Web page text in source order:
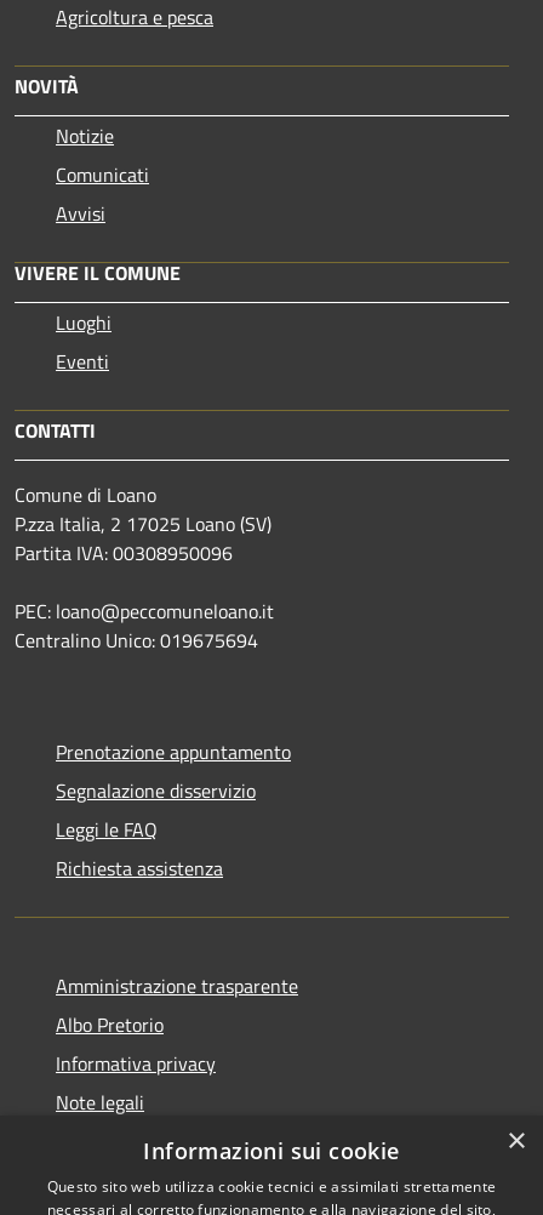
Agricoltura e pesca
NOVITÀ
Notizie
Comunicati
Avvisi
VIVERE IL COMUNE
Luoghi
Eventi
CONTATTI
Comune di Loano
P.zza Italia, 2 17025 Loano (SV)
Partita IVA: 00308950096
PEC: loano@peccomuneloano.it
Centralino Unico: 019675694
Prenotazione appuntamento
Segnalazione disservizio
Leggi le FAQ
Richiesta assistenza
Amministrazione trasparente
Albo Pretorio
Informativa privacy
Note legali
Dichiarazione di accessibilità
×
Informazioni sui cookie
Questo sito web utilizza cookie tecnici e assimilati strettamente
necessari al corretto funzionamento e alla navigazione del sito,